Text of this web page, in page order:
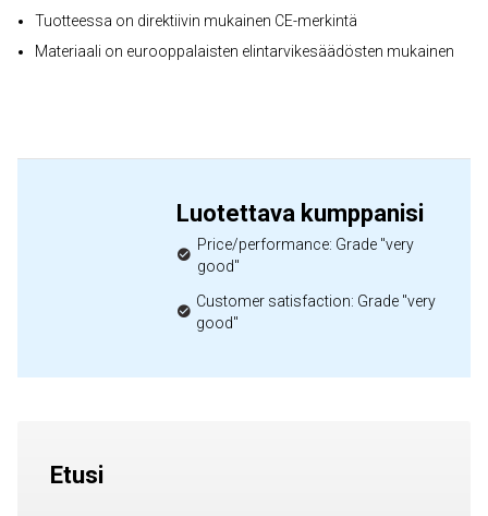
Tuotteessa on direktiivin mukainen CE-merkintä
Materiaali on eurooppalaisten elintarvikesäädösten mukainen
Luotettava kumppanisi
Price/performance: Grade "very
good"
Customer satisfaction: Grade "very
good"
Etusi